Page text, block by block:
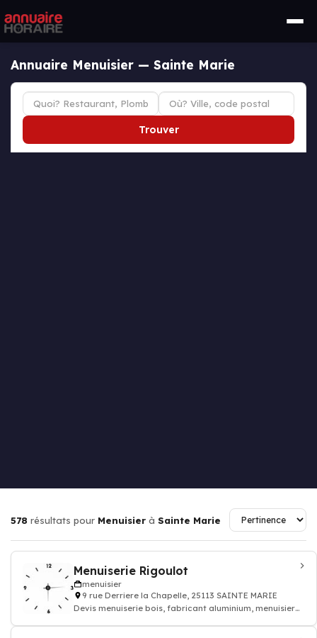
Annuaire Menuisier — Sainte Marie
Trouver
578 résultats pour Menuisier à Sainte Marie
Menuiserie Rigoulot
menuisier
9 rue Derriere la Chapelle, 25113 SAINTE MARIE
Devis menuiserie bois, fabricant aluminium, menuisier